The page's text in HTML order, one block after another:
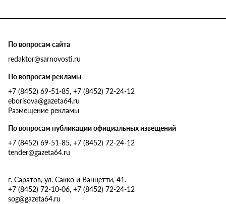
По вопросам сайта
redaktor@sarnovosti.ru
По вопросам рекламы
+7 (8452) 69-51-85, +7 (8452) 72-24-12
eborisova@gazeta64.ru
Размещение рекламы
По вопросам публикации официальных извещений
+7 (8452) 69-51-85, +7 (8452) 72-24-12
tender@gazeta64.ru
г. Саратов, ул. Сакко и Ванцетти, 41.
+7 (8452) 72-10-06, +7 (8452) 72-24-12
sog@gazeta64.ru